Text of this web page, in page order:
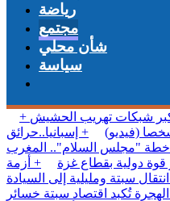
رياضة
مجتمع
شأن محلي
سياسة
+ إسبانيا.. تفكيك واحدة من أكبر شبكات تهريب الحشيش
+ إسبانيا..حرائق
"مجلس السلام".. المغرب
قوة دولية بقطاع غزة
+ أزمة
انتقال سبتة ومليلية إلى السيادة
تُكبد اقتصاد سبتة خسائر